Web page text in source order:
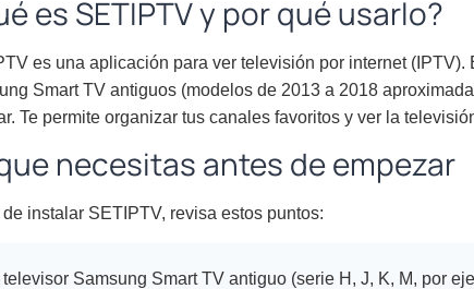
es SETIPTV y por qué usarlo?
es una aplicación para ver televisión por internet
Smart TV antiguos (modelos de 2013 a 2018
Te permite organizar tus canales favoritos y ver la
necesitas antes de empezar
instalar SETIPTV, revisa estos puntos:
televisor Samsung Smart TV antiguo (serie H, J, K, M, por